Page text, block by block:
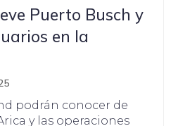
Puerto Busch y
en la
podrán conocer de
y las operaciones